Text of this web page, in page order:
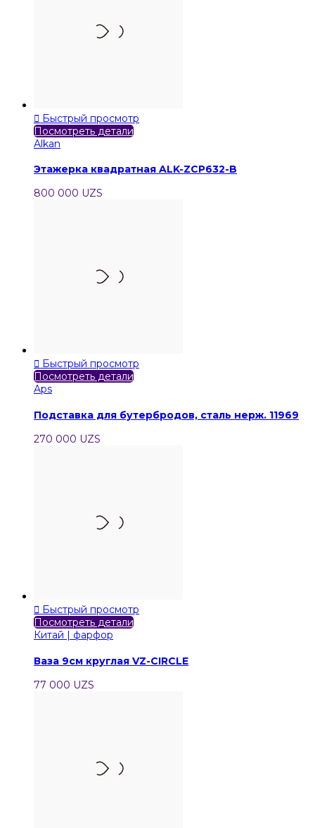
 Быстрый просмотр
Посмотреть детали
Alkan
Этажерка квадратная ALK-ZCP632-B
800 000 UZS
 Быстрый просмотр
Посмотреть детали
Aps
Подставка для бутербродов, сталь нерж. 11969
270 000 UZS
 Быстрый просмотр
Посмотреть детали
Китай | фарфор
Ваза 9см круглая VZ-CIRCLE
77 000 UZS